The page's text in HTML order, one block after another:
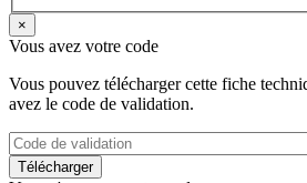
×
Vous avez votre code
Vous pouvez télécharger cette fiche
avez le code de validation.